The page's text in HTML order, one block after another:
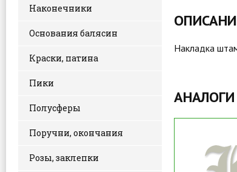
Наконечники
Основания балясин
Краски, патина
Пики
Полусферы
Поручни, окончания
Розы, заклепки
Накладка
АНАЛОГИ